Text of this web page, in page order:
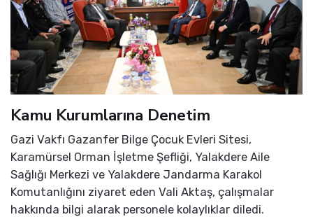
Kamu Kurumlarına Denetim
Gazi Vakfı Gazanfer Bilge Çocuk Evleri Sitesi,
Karamürsel Orman İşletme Şefliği, Yalakdere Aile
Sağlığı Merkezi ve Yalakdere Jandarma Karakol
Komutanlığını ziyaret eden Vali Aktaş, çalışmalar
hakkında bilgi alarak personele kolaylıklar diledi.